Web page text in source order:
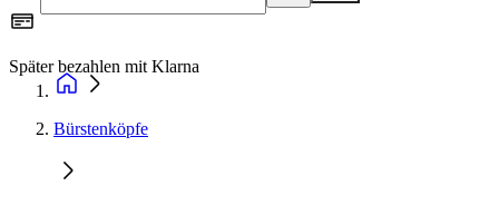
Später bezahlen mit Klarna
Bürstenköpfe